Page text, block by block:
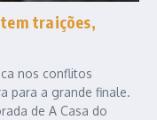
traições,
nos conflitos
para a grande finale.
de A Casa do